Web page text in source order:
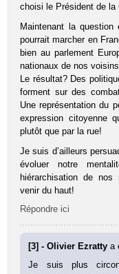
choisi le Président de la
Maintenant la
pourrait marcher en
bien au parlement
nationaux de nos
Le résultat? Des
forment sur des
Une représentation du
expression citoyenne
plutôt que par la rue!
Je suis d’ailleurs
évoluer notre
hiérarchisation de nos
venir du haut!
Répondre ici
[3] - Olivier Ezrattya
Je suis plus